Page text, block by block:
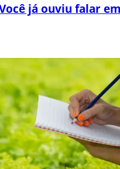
já ouviu falar